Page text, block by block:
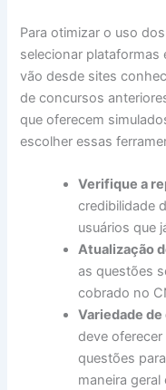
Para otimizar o uso
selecionar plataformas
vão desde sites
de concursos
que oferecem
escolher essas
Verifique a
credibilidade
usuários que
Atualização
as questões
cobrado no
Variedade
deve
questões
maneira geral